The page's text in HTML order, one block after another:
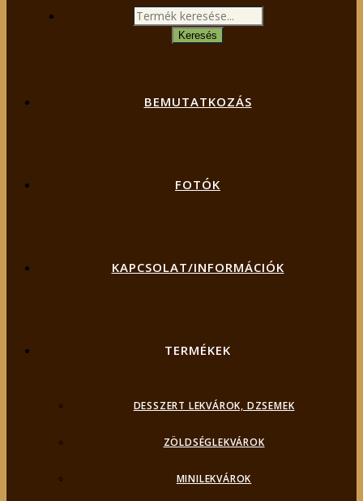
Products
search
Keresés
BEMUTATKOZÁS
FOTÓK
KAPCSOLAT/INFORMÁCIÓK
TERMÉKEK
DESSZERT LEKVÁROK, DZSEMEK
ZÖLDSÉGLEKVÁROK
MINILEKVÁROK